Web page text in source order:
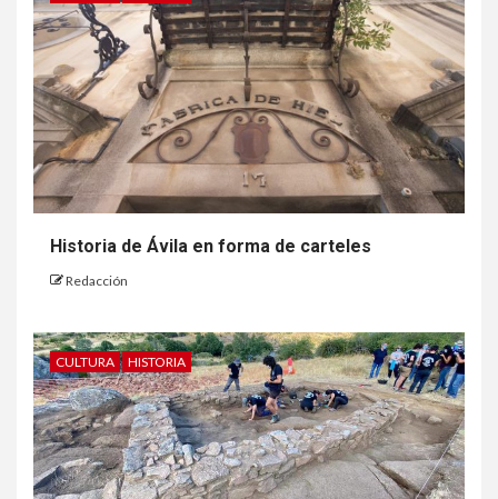
Historia de Ávila en forma de carteles
Redacción
CULTURA HISTORIA